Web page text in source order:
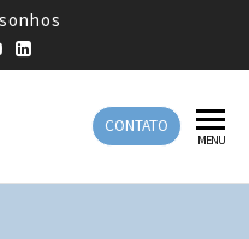
CONTATO
MENU